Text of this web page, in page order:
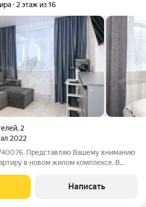
2 этаж из 16
, 2
2022
Представляю Вашему вниманию
в новом жилом комплексе. В
жилого комплекса закрыта, есть
Написать